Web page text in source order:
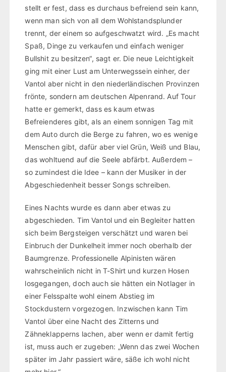
stellt er fest, dass es durchaus befreiend sein kann,
wenn man sich von all dem Wohlstandsplunder
trennt, der einem so aufgeschwatzt wird. „Es macht
Spaß, Dinge zu verkaufen und einfach weniger
Bullshit zu besitzen“, sagt er. Die neue Leichtigkeit
ging mit einer Lust am Unterwegssein einher, der
Vantol aber nicht in den niederländischen Provinzen
frönte, sondern am deutschen Alpenrand. Auf Tour
hatte er gemerkt, dass es kaum etwas
Befreienderes gibt, als an einem sonnigen Tag mit
dem Auto durch die Berge zu fahren, wo es wenige
Menschen gibt, dafür aber viel Grün, Weiß und Blau,
das wohltuend auf die Seele abfärbt. Außerdem –
so zumindest die Idee – kann der Musiker in der
Abgeschiedenheit besser Songs schreiben.
Eines Nachts wurde es dann aber etwas zu
abgeschieden. Tim Vantol und ein Begleiter hatten
sich beim Bergsteigen verschätzt und waren bei
Einbruch der Dunkelheit immer noch oberhalb der
Baumgrenze. Professionelle Alpinisten wären
wahrscheinlich nicht in T-Shirt und kurzen Hosen
losgegangen, doch auch sie hätten ein Notlager in
einer Felsspalte wohl einem Abstieg im
Stockdustern vorgezogen. Inzwischen kann Tim
Vantol über eine Nacht des Zitterns und
Zähneklapperns lachen, aber wenn er damit fertig
ist, muss auch er zugeben: „Wenn das zwei Wochen
später im Jahr passiert wäre, säße ich wohl nicht